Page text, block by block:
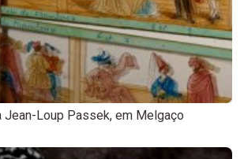
Jean-Loup Passek, em Melgaço